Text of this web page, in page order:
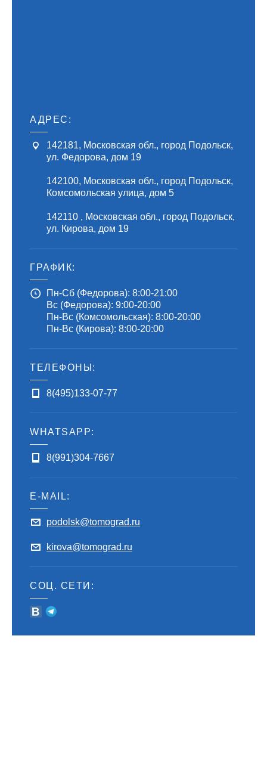
АДРЕС:
142181, Московская обл., город Подольск,
ул. Федорова, дом 19
142100, Московская обл., город Подольск,
Комсомольская улица, дом 5
142110 , Московская обл., город Подольск,
ул. Кирова, дом 19
ГРАФИК:
Пн-Сб (Федорова): 8:00-21:00
Вс (Федорова): 9:00-20:00
Пн-Вс (Комсомольская): 8:00-20:00
Пн-Вс (Кирова): 8:00-20:00
ТЕЛЕФОНЫ:
8(495)133-07-77
WHATSAPP:
8(991)304-7667
E-MAIL:
podolsk@tomograd.ru
kirova@tomograd.ru
СОЦ. СЕТИ: